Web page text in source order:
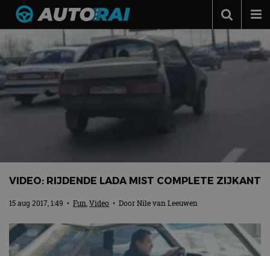
Autonieuws
Podcast
Autotests
Automerken
Adverteren
MotorRAI.nl
VIDEO: RIJDENDE LADA MIST COMPLETE ZIJKANT
15 aug 2017, 1:49 • Fun,Video • DoorNile van Leeuwen